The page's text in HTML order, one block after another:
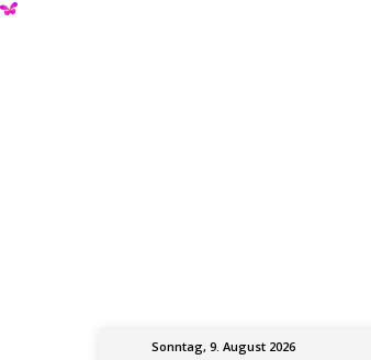
Sonntag, 9. August 2026